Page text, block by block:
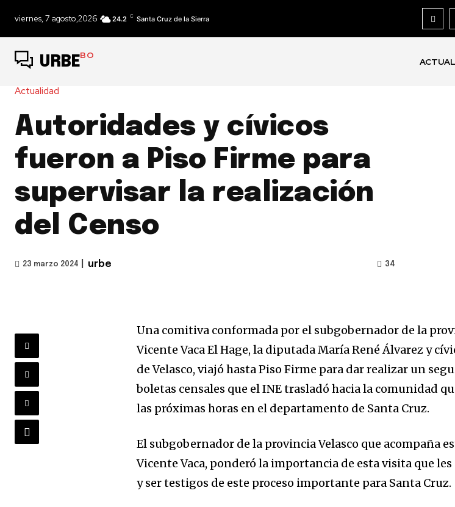
viernes, 7 agosto,2026 24.2 C Santa Cruz de la Sierra
URBEBO
Actualidad
Autoridades y cívicos
fueron a Piso Firme para
supervisar la realización
del Censo
23 marzo 2024 urbe 34
Una comitiva conformada por el subgobernador de la
Vicente Vaca El Hage, la diputada María René Álvarez y
de Velasco, viajó hasta Piso Firme para dar realizar un
boletas censales que el INE trasladó hacia la comunidad
las próximas horas en el departamento de Santa Cruz.
El subgobernador de la provincia Velasco que acompaña
Vicente Vaca, ponderó la importancia de esta visita que
y ser testigos de este proceso importante para Santa Cruz.